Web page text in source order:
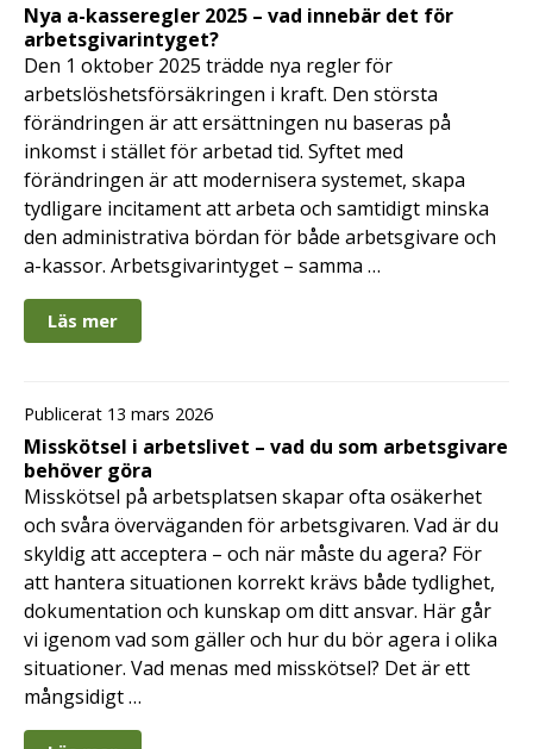
Nya a-kasseregler 2025 – vad innebär det för
arbetsgivarintyget?
Den 1 oktober 2025 trädde nya regler för
arbetslöshetsförsäkringen i kraft. Den största
förändringen är att ersättningen nu baseras på
inkomst i stället för arbetad tid. Syftet med
förändringen är att modernisera systemet, skapa
tydligare incitament att arbeta och samtidigt minska
den administrativa bördan för både arbetsgivare och
a-kassor. Arbetsgivarintyget – samma …
Läs mer
Publicerat 13 mars 2026
Misskötsel i arbetslivet – vad du som arbetsgivare
behöver göra
Misskötsel på arbetsplatsen skapar ofta osäkerhet
och svåra överväganden för arbetsgivaren. Vad är du
skyldig att acceptera – och när måste du agera? För
att hantera situationen korrekt krävs både tydlighet,
dokumentation och kunskap om ditt ansvar. Här går
vi igenom vad som gäller och hur du bör agera i olika
situationer. Vad menas med misskötsel? Det är ett
mångsidigt …